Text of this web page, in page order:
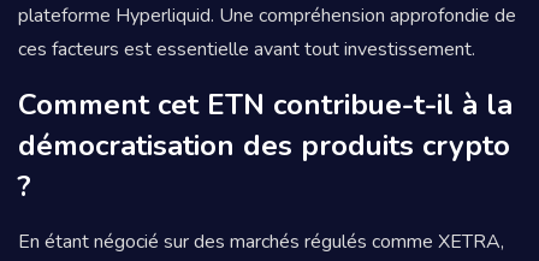
plateforme Hyperliquid. Une compréhension approfondie de
ces facteurs est essentielle avant tout investissement.
Comment cet ETN contribue-t-il à la
démocratisation des produits crypto
?
En étant négocié sur des marchés régulés comme XETRA,